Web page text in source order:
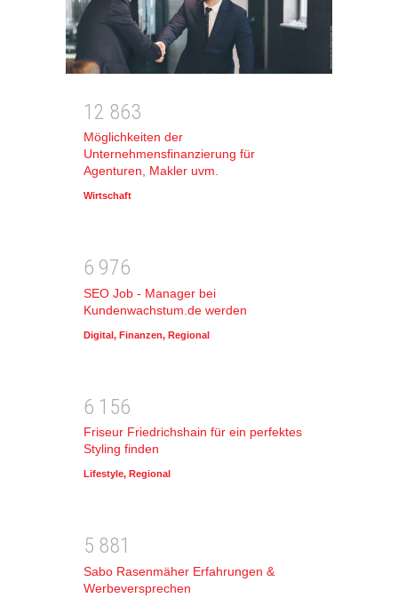
1 2 863
Möglichkeiten der
Unternehmensfinanzierung für
Agenturen, Makler uvm.
Wirtschaft
6 976
SEO Job - Manager bei
Kundenwachstum.de werden
Digital, Finanzen, Regional
6 1 56
Friseur Friedrichshain für ein perfektes
Styling finden
Lifestyle, Regional
5 881
Sabo Rasenmäher Erfahrungen &
Werbeversprechen